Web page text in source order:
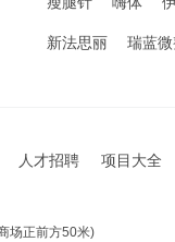
新法思丽 瑞蓝
人才招聘 项目大全
场正前方50米)